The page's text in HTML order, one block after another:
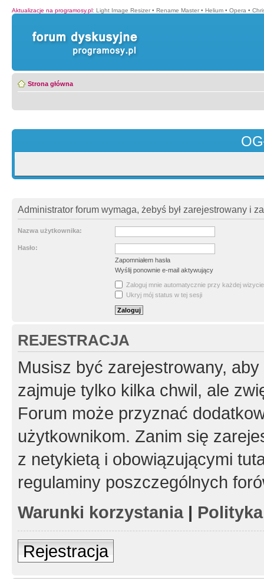
Aktualizacje na programosy.pl: Light Image Resizer • Rename Master • Helium • Opera •
Strona główna
Administrator forum wymaga, żebyś był zarejestrowany i
Nazwa użytkownika:
Hasło:
Zapomniałem hasła
Wyślij ponownie e-mail aktywujący
Zaloguj mnie automatycznie przy każdej wizycie
Ukryj mój status w tej sesji
REJESTRACJA
Musisz być zarejestrowany,
zajmuje tylko kilka chwil, ale
Forum może przyznać
użytkownikom. Zanim się
z netykietą i obowiązującymi
regulaminy poszczególnych
Warunki korzystania|
Rejestracja